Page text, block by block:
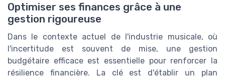
Optimiser ses finances grâce à une
gestion rigoureuse
Dans le contexte actuel de l'industrie musicale, où
l'incertitude est souvent de mise, une gestion
budgétaire efficace est essentielle pour renforcer la
résilience financière. La clé est d'établir un plan